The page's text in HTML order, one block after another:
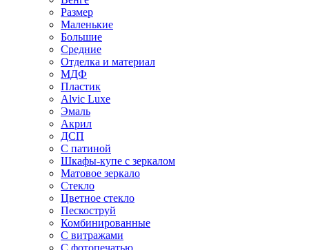
Размер
Маленькие
Большие
Средние
Отделка и материал
МДФ
Пластик
Alvic Luxe
Эмаль
Акрил
ДСП
С патиной
Шкафы-купе с зеркалом
Матовое зеркало
Стекло
Цветное стекло
Пескоструй
Комбинированные
С витражами
С фотопечатью